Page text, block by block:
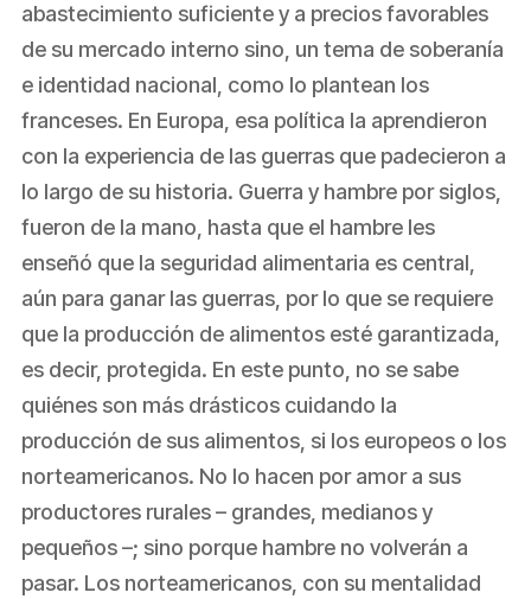
abastecimiento suficiente y a precios favorables
de su mercado interno sino, un tema de soberanía
e identidad nacional, como lo plantean los
franceses. En Europa, esa política la aprendieron
con la experiencia de las guerras que padecieron a
lo largo de su historia. Guerra y hambre por siglos,
fueron de la mano, hasta que el hambre les
enseñó que la seguridad alimentaria es central,
aún para ganar las guerras, por lo que se requiere
que la producción de alimentos esté garantizada,
es decir, protegida. En este punto, no se sabe
quiénes son más drásticos cuidando la
producción de sus alimentos, si los europeos o los
norteamericanos. No lo hacen por amor a sus
productores rurales – grandes, medianos y
pequeños –; sino porque hambre no volverán a
pasar. Los norteamericanos, con su mentalidad